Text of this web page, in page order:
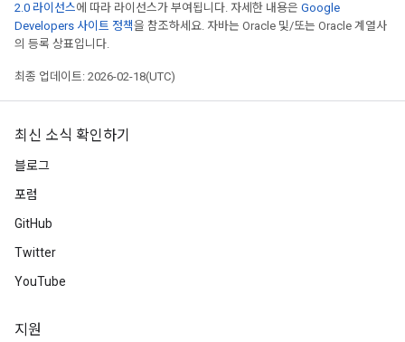
2.0 라이선스에 따라 라이선스가 부여됩니다. 자세한 내용은 Google
Developers 사이트 정책을 참조하세요. 자바는 Oracle 및/또는 Oracle 계열사
의 등록 상표입니다.
최종 업데이트: 2026-02-18(UTC)
최신 소식 확인하기
블로그
포럼
GitHub
Twitter
YouTube
지원